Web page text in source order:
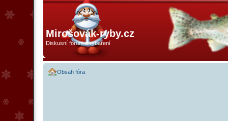
Mirošovák-ryby.cz
Diskusní fórum o rybaření
Obsah fóra